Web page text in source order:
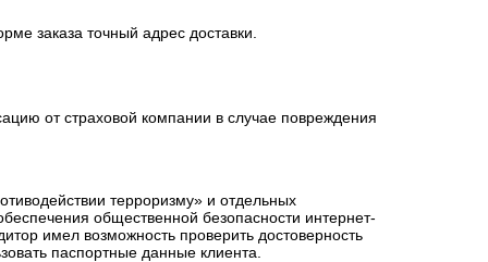
заказа точный адрес доставки.
от страховой компании в случае повреждения
терроризму» и отдельных
общественной безопасности интернет-
имел возможность проверить достоверность
паспортные данные клиента.